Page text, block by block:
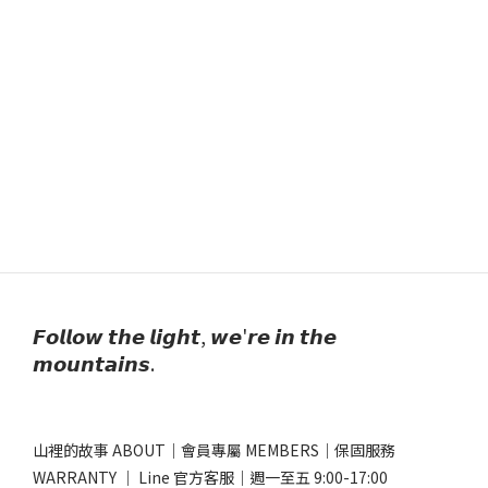
𝙁𝙤𝙡𝙡𝙤𝙬 𝙩𝙝𝙚 𝙡𝙞𝙜𝙝𝙩, 𝙬𝙚'𝙧𝙚 𝙞𝙣 𝙩𝙝𝙚
𝙢𝙤𝙪𝙣𝙩𝙖𝙞𝙣𝙨.
山裡的故事 ABOUT ｜ 會員專屬 MEMBERS ｜ 保固服務
WARRANTY ｜ Line 官方客服 ｜週一至五 9:00-17:00​